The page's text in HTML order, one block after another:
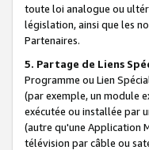
toute loi analogue ou
législation, ainsi que les
Partenaires.
5. Partage de Liens
Programme ou Lien
(par exemple, un module
exécutée ou installée par
(autre qu'une Application
télévision par câble ou